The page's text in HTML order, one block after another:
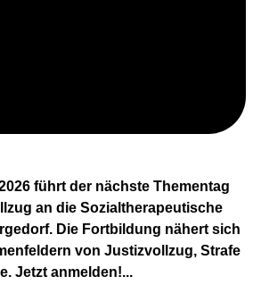
führt der nächste Thementag
an die Sozialtherapeutische
Die Fortbildung nähert sich
von Justizvollzug, Strafe
Jetzt anmelden!...